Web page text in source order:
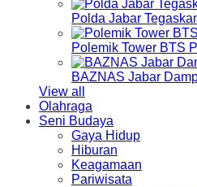
Polda Jabar
Polemik Tower BTS
BAZNAS Jabar
View all
Olahraga
Seni Budaya
Gaya Hidup
Hiburan
Keagamaan
Pariwisata